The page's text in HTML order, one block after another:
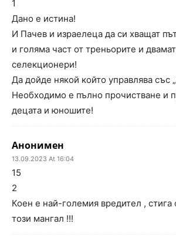
1
Дано е истина!
И Пачев и израелеца да си хващат
и голяма част от треньорите и
селекционери!
Да дойде някой който управлява със
Необходимо е пълно прочистване и
децата и юношите!
Анонимен
13.09.2023 At 16:04
15
2
Коен е най-големия вредител , стига
този мангал !!!